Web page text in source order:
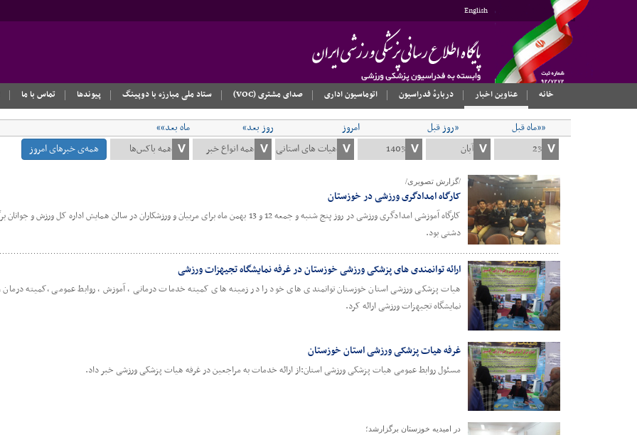
English
خانه
عناوین اخبار دربارهٔ فدراسیون اتوماسیون اداری صدای مشتری (VOC) ستاد ملی مبارزه با دوپینگ پیوندها تماس با ما
««ماه قبل «روز قبل امروز روز بعد»
ماه بعد»»
همه‌ی خبرهای امروز
/گزارش تصویری/
کارگاه امدادگری ورزشی در خوزستان
کارگاه آموزشی امدادگری ورزشی در روز پنج شنبه و جمعه 12 و 13 بهمن ماه برای مربیان و ورزشکاران در سالن همایش
دشتی بود.
ارائه توانمندی های پزشکی ورزشی خوزستان در غرفه نمایشگاه تجیهزات ورزشی
هیات پزشکی ورزشی استان خوزستان توانمندی های خود را در زمینه های کمیته خدمات درمانی ، آموزش ، روابط عمومی ،کمیته درمان
نمایشگاه تجیهزات ورزشی ارائه کرد.
غرفه هیات پزشکی ورزشی استان خوزستان
مسئول روابط عمومی هیات پزشکی ورزشی استان:از ارائه خدمات به مراجعین در غرفه هیات پزشکی ورزشی خبر داد.
در امیدیه خوزستان برگزارشد؛